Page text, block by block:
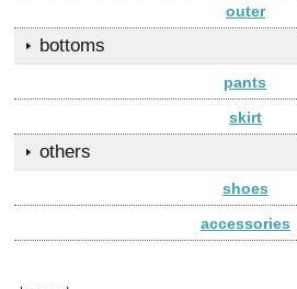
outer
bottoms
pants
skirt
others
shoes
accessories